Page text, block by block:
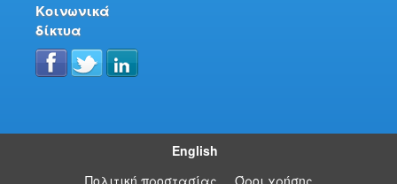
Κοινωνικά
δίκτυα
English
Πολιτική προστασίας
Όροι χρήσης